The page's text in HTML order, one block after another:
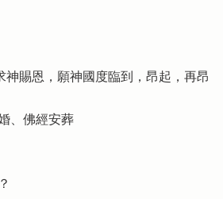
神賜恩，願神國度臨到，昂起，再昂
、佛經安葬